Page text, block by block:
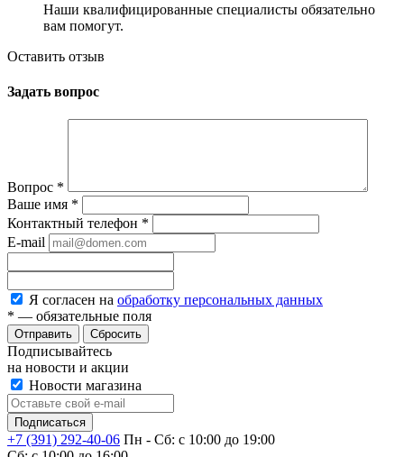
Наши квалифицированные специалисты обязательно
вам помогут.
Оставить отзыв
Задать вопрос
Вопрос *
Ваше имя *
Контактный телефон *
E-mail
Я согласен на обработку персональных данных
* — обязательные поля
Сбросить
Подписывайтесь
на новости и акции
Новости магазина
+7 (391) 292-40-06 Пн - Сб: c 10:00 до 19:00